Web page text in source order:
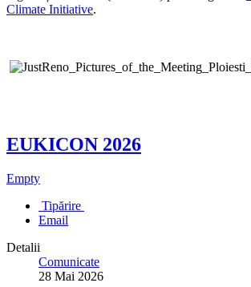
Climate Initiative.
EUKICON 2026
Empty
Tipărire
Email
Detalii
Comunicate
28 Mai 2026